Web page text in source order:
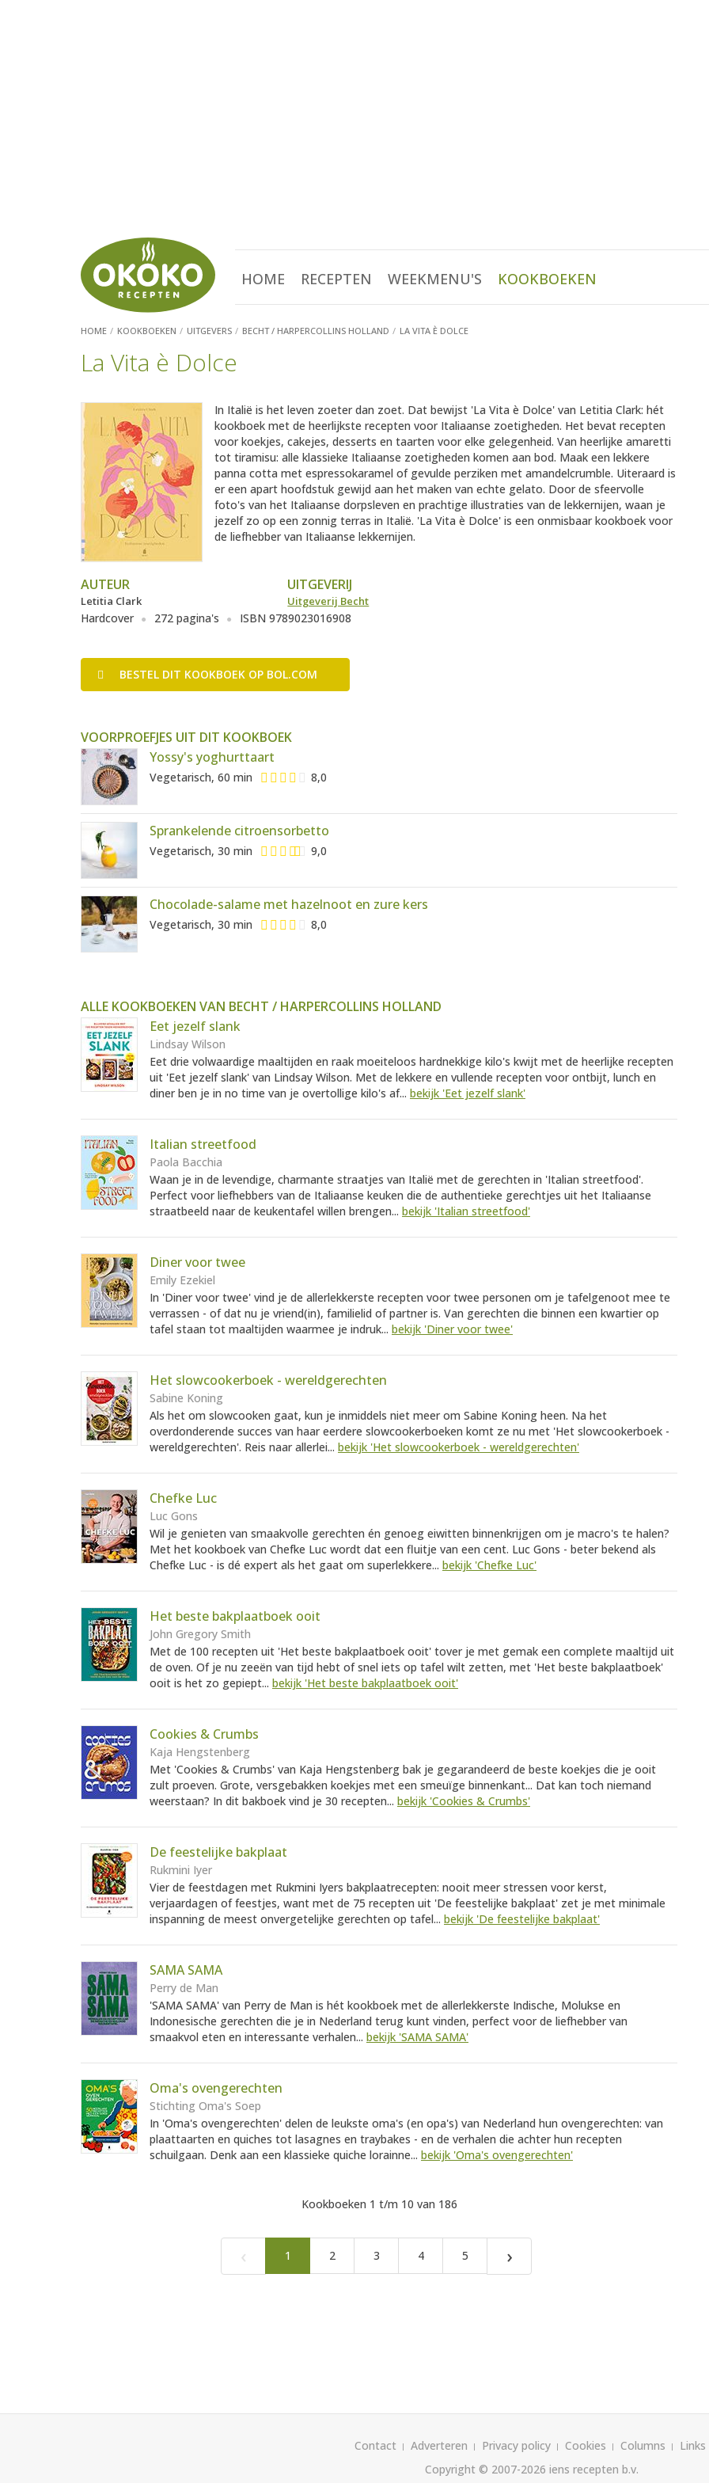
HOME RECEPTEN WEEKMENU'S KOOKBOEKEN
HOME KOOKBOEKEN UITGEVERS BECHT / HARPERCOLLINS HOLLAND LA VITA È DOLCE
La Vita è Dolce
In Italië is het leven zoeter dan zoet. Dat bewijst 'La Vita è Dolce' van Letitia Clark: hét
kookboek met de heerlijkste recepten voor Italiaanse zoetigheden. Het bevat recepten
voor koekjes, cakejes, desserts en taarten voor elke gelegenheid. Van heerlijke amaretti
tot tiramisu: alle klassieke Italiaanse zoetigheden komen aan bod. Maak een lekkere
panna cotta met espressokaramel of gevulde perziken met amandelcrumble. Uiteraard is
er een apart hoofdstuk gewijd aan het maken van echte gelato. Door de sfeervolle
foto's van het Italiaanse dorpsleven en prachtige illustraties van de lekkernijen, waan je
jezelf zo op een zonnig terras in Italië. 'La Vita è Dolce' is een onmisbaar kookboek voor
de liefhebber van Italiaanse lekkernijen.
AUTEUR
Letitia Clark
UITGEVERIJ
Uitgeverij Becht
Hardcover 272 pagina's ISBN 9789023016908
BESTEL DIT KOOKBOEK OP BOL.COM
VOORPROEFJES UIT DIT KOOKBOEK
Yossy's yoghurttaart
Vegetarisch, 60 min 8,0
Sprankelende citroensorbetto
Vegetarisch, 30 min 9,0
Chocolade-salame met hazelnoot en zure kers
Vegetarisch, 30 min 8,0
ALLE KOOKBOEKEN VAN BECHT / HARPERCOLLINS HOLLAND
Eet jezelf slank
Lindsay Wilson
Eet drie volwaardige maaltijden en raak moeiteloos hardnekkige kilo's kwijt met de heerlijke recepten
uit 'Eet jezelf slank' van Lindsay Wilson. Met de lekkere en vullende recepten voor ontbijt, lunch en
diner ben je in no time van je overtollige kilo's af... bekijk 'Eet jezelf slank'
Italian streetfood
Paola Bacchia
Waan je in de levendige, charmante straatjes van Italië met de gerechten in 'Italian streetfood'.
Perfect voor liefhebbers van de Italiaanse keuken die de authentieke gerechtjes uit het Italiaanse
straatbeeld naar de keukentafel willen brengen... bekijk 'Italian streetfood'
Diner voor twee
Emily Ezekiel
In 'Diner voor twee' vind je de allerlekkerste recepten voor twee personen om je tafelgenoot mee te
verrassen - of dat nu je vriend(in), familielid of partner is. Van gerechten die binnen een kwartier op
tafel staan tot maaltijden waarmee je indruk... bekijk 'Diner voor twee'
Het slowcookerboek - wereldgerechten
Sabine Koning
Als het om slowcooken gaat, kun je inmiddels niet meer om Sabine Koning heen. Na het
overdonderende succes van haar eerdere slowcookerboeken komt ze nu met 'Het slowcookerboek -
wereldgerechten'. Reis naar allerlei... bekijk 'Het slowcookerboek - wereldgerechten'
Chefke Luc
Luc Gons
Wil je genieten van smaakvolle gerechten én genoeg eiwitten binnenkrijgen om je macro's te halen?
Met het kookboek van Chefke Luc wordt dat een fluitje van een cent. Luc Gons - beter bekend als
Chefke Luc - is dé expert als het gaat om superlekkere... bekijk 'Chefke Luc'
Het beste bakplaatboek ooit
John Gregory Smith
Met de 100 recepten uit 'Het beste bakplaatboek ooit' tover je met gemak een complete maaltijd uit
de oven. Of je nu zeeën van tijd hebt of snel iets op tafel wilt zetten, met 'Het beste bakplaatboek'
ooit is het zo gepiept... bekijk 'Het beste bakplaatboek ooit'
Cookies & Crumbs
Kaja Hengstenberg
Met 'Cookies & Crumbs' van Kaja Hengstenberg bak je gegarandeerd de beste koekjes die je ooit
zult proeven. Grote, versgebakken koekjes met een smeuïge binnenkant... Dat kan toch niemand
weerstaan? In dit bakboek vind je 30 recepten... bekijk 'Cookies & Crumbs'
De feestelijke bakplaat
Rukmini Iyer
Vier de feestdagen met Rukmini Iyers bakplaatrecepten: nooit meer stressen voor kerst,
verjaardagen of feestjes, want met de 75 recepten uit 'De feestelijke bakplaat' zet je met minimale
inspanning de meest onvergetelijke gerechten op tafel... bekijk 'De feestelijke bakplaat'
SAMA SAMA
Perry de Man
'SAMA SAMA' van Perry de Man is hét kookboek met de allerlekkerste Indische, Molukse en
Indonesische gerechten die je in Nederland terug kunt vinden, perfect voor de liefhebber van
smaakvol eten en interessante verhalen... bekijk 'SAMA SAMA'
Oma's ovengerechten
Stichting Oma's Soep
In 'Oma's ovengerechten' delen de leukste oma's (en opa's) van Nederland hun ovengerechten: van
plaattaarten en quiches tot lasagnes en traybakes - en de verhalen die achter hun recepten
schuilgaan. Denk aan een klassieke quiche lorainne... bekijk 'Oma's ovengerechten'
Kookboeken 1 t/m 10 van 186
‹ 1 2 3 4 5 ›
Contact Adverteren Privacy policy Cookies Columns
Links
Copyright © 2007-2026 iens recepten b.v.